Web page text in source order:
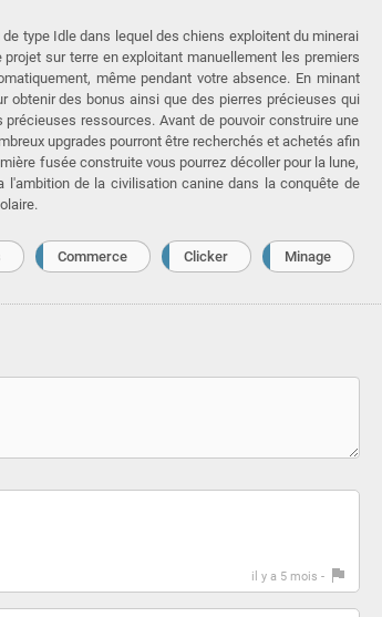
type Idle dans lequel des chiens exploitent du minerai
sur terre en exploitant manuellement les premiers
même pendant votre absence. En minant
obtenir des bonus ainsi que des pierres précieuses qui
ressources. Avant de pouvoir construire une
upgrades pourront être recherchés et achetés afin
fusée construite vous pourrez décoller pour la lune,
l'ambition de la civilisation canine dans la conquête de
Commerce Clicker Minage
il y a 5 mois -